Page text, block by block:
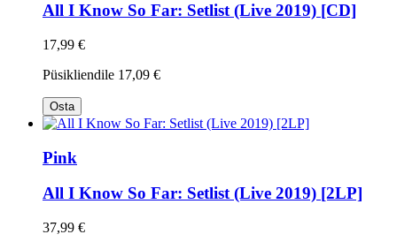
All I Know So Far: Setlist (Live 2019) [CD]
17,99 €
Püsikliendile 17,09 €
Osta
Pink
All I Know So Far: Setlist (Live 2019) [2LP]
37,99 €